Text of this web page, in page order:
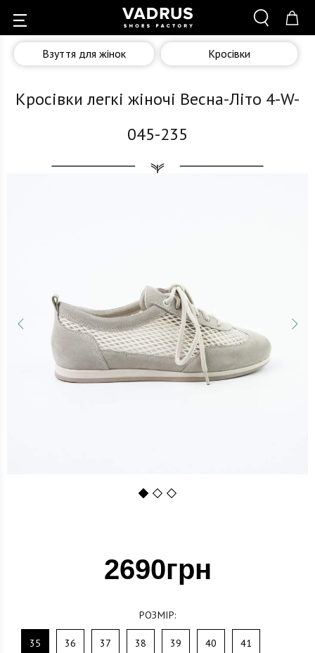
Взуття для жінок Кросівки
Кросівки легкі жіночі Весна-Літо 4-W-
045-235
123
2690грн
РОЗМІР:
35 36 37 38 39 40 41